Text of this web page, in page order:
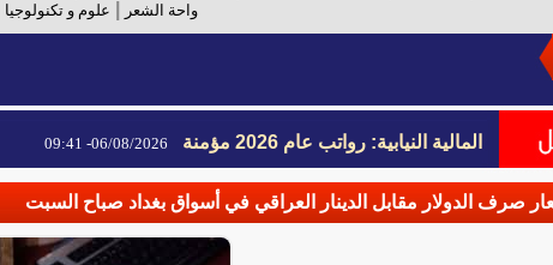
واحة الشعر
علوم و تكنولوجيا
المالية النيابية: رواتب عام 2026 مؤمنة 06/08/2026- 09:41
المالية النيابية: رواتب عام 2026 مؤمنة 06/08/2026- 09:41
صرف الدولار مقابل الدينار العراقي في أسواق بغداد صباح السبت